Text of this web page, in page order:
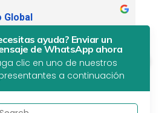
Global
eficiente y
para todos los
ayuda? Enviar un
de WhatsApp ahora
clic en uno de nuestros
a continuación